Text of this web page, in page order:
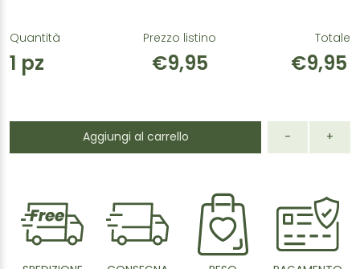
Quantità
1 pz
Prezzo listino
€9,95
Totale
€9,95
Aggiungi al carrello - +